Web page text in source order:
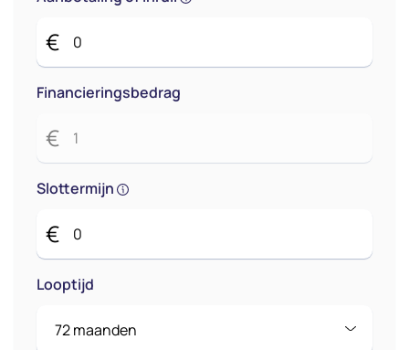
€
Financieringsbedrag
€
Slottermijn
€
Looptijd